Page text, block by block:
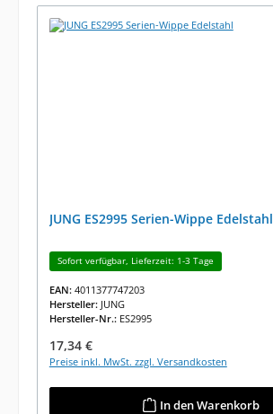
JUNG ES2995 Serien-Wippe Edelstahl
Sofort verfügbar, Lieferzeit: 1-3 Tage
EAN: 4011377747203
Hersteller: JUNG
Hersteller-Nr.: ES2995
Regulärer Preis:
17,34 €
Preise inkl. MwSt. zzgl. Versandkosten
In den Warenkorb